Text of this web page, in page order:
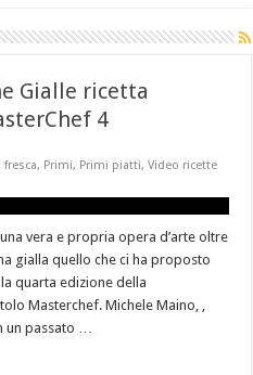
Gialle ricetta
4
fresca, Primi, Primi piatti,Video ricette
vera e propria opera d’arte oltre
gialla quello che ci ha proposto
quarta edizione della
Masterchef. Michele Maino, ,
passato …